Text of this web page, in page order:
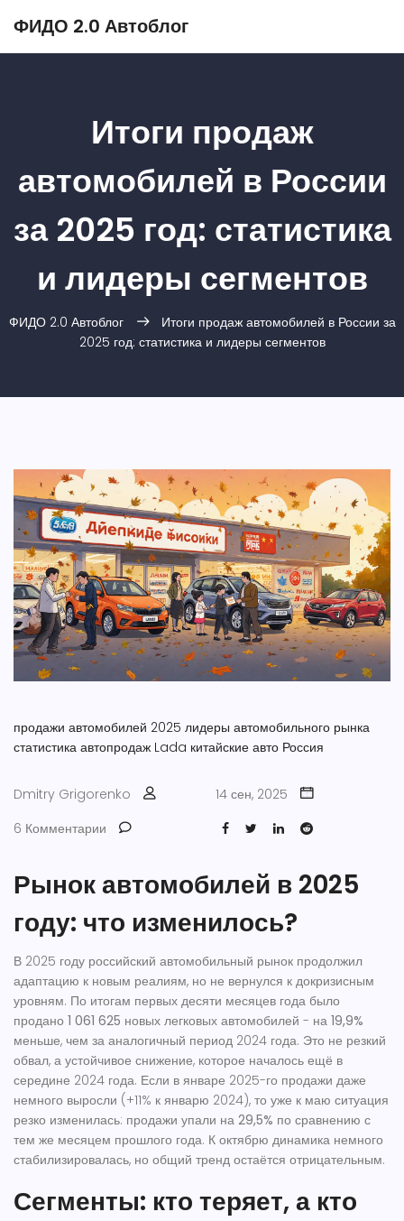
ФИДО 2.0 Автоблог
Итоги продаж
автомобилей в России
за 2025 год: статистика
и лидеры сегментов
ФИДО 2.0 Автоблог
Итоги продаж автомобилей в России за
2025 год: статистика и лидеры сегментов
продажи автомобилей 2025 лидеры автомобильного рынка
статистика автопродаж Lada китайские авто Россия
Dmitry Grigorenko
14 сен, 2025
6 Комментарии
Рынок автомобилей в 2025
году: что изменилось?
В 2025 году российский автомобильный рынок продолжил
адаптацию к новым реалиям, но не вернулся к докризисным
уровням. По итогам первых десяти месяцев года было
продано 1 061 625 новых легковых автомобилей - на 19,9%
меньше, чем за аналогичный период 2024 года. Это не резкий
обвал, а устойчивое снижение, которое началось ещё в
середине 2024 года. Если в январе 2025-го продажи даже
немного выросли (+11% к январю 2024), то уже к маю ситуация
резко изменилась: продажи упали на 29,5% по сравнению с
тем же месяцем прошлого года. К октябрю динамика немного
стабилизировалась, но общий тренд остаётся отрицательным.
Сегменты: кто теряет, а кто